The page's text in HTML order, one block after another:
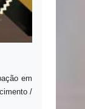
em
/